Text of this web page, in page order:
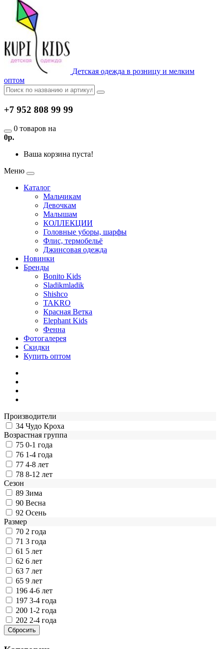
Детская одежда в розницу и мелким
оптом
+7 952 808 99 99
0 товаров на
0р.
Ваша корзина пуста!
Меню
Каталог
Мальчикам
Девочкам
Малышам
КОЛЛЕКЦИИ
Головные уборы, шарфы
Флис, термобельё
Джинсовая одежда
Новинки
Бренды
Bonito Kids
Sladikmladik
Shishco
TAKRO
Красная Ветка
Elephant Kids
Фенна
Фотогалерея
Скидки
Купить оптом
Производители
34 Чудо Кроха
Возрастная группа
75 0-1 года
76 1-4 года
77 4-8 лет
78 8-12 лет
Сезон
89 Зима
90 Весна
92 Осень
Размер
70 2 года
71 3 года
61 5 лет
62 6 лет
63 7 лет
65 9 лет
196 4-6 лет
197 3-4 года
200 1-2 года
202 2-4 года